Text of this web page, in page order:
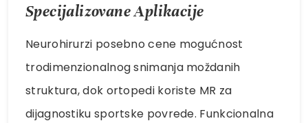
Specijalizovane Aplikacije
Neurohirurzi posebno cene mogućnost
trodimenzionalnog snimanja moždanih
struktura, dok ortopedi koriste MR za
dijagnostiku sportske povrede. Funkcionalna